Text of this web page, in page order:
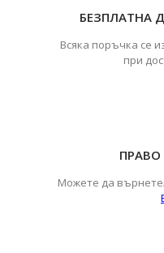
БЕЗПЛАТНА
Всяка поръчка се
при
Можете да